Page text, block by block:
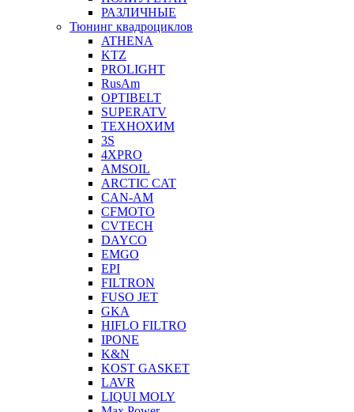
РАЗЛИЧНЫЕ
Тюнинг квадроциклов
ATHENA
KTZ
PROLIGHT
RusAm
OPTIBELT
SUPERATV
ТЕХНОХИМ
3S
4XPRO
AMSOIL
ARCTIC CAT
CAN-AM
CFMOTO
CVTECH
DAYCO
EMGO
EPI
FILTRON
FUSO JET
GKA
HIFLO FILTRO
IPONE
K&N
KOST GASKET
LAVR
LIQUI MOLY